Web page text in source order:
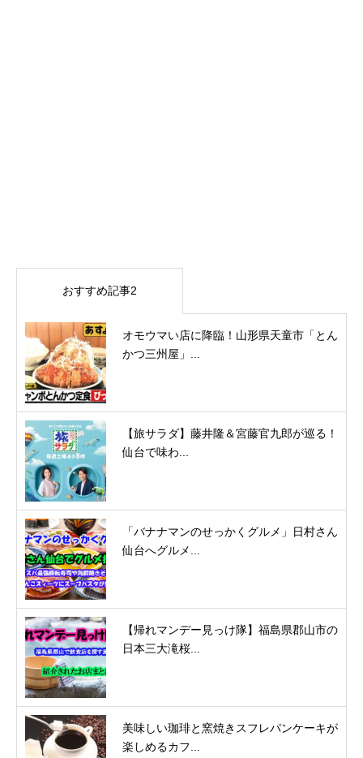
おすすめ記事2
オモウマい店に降臨！山形県天童市「とん
かつ三州屋」...
【旅サラダ】藤井隆＆宮藤官九郎が巡る！
仙台で味わ...
「バナナマンのせっかくグルメ」日村さん
仙台へグルメ...
【帰れマンデー見っけ隊】福島県郡山市の
日本三大滝桜...
美味しい珈琲と窯焼きスフレパンケーキが
楽しめるカフ...